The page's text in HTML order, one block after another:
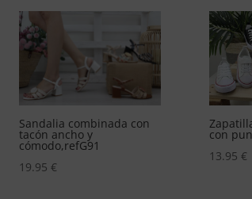
Zapatilla de lona basica
con punta de goma,ref12D
Zueco
planta
17.95 €